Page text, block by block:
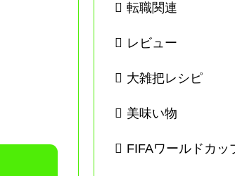
転職関連
レビュー
大雑把レシピ
美味い物
FIFAワールドカッ